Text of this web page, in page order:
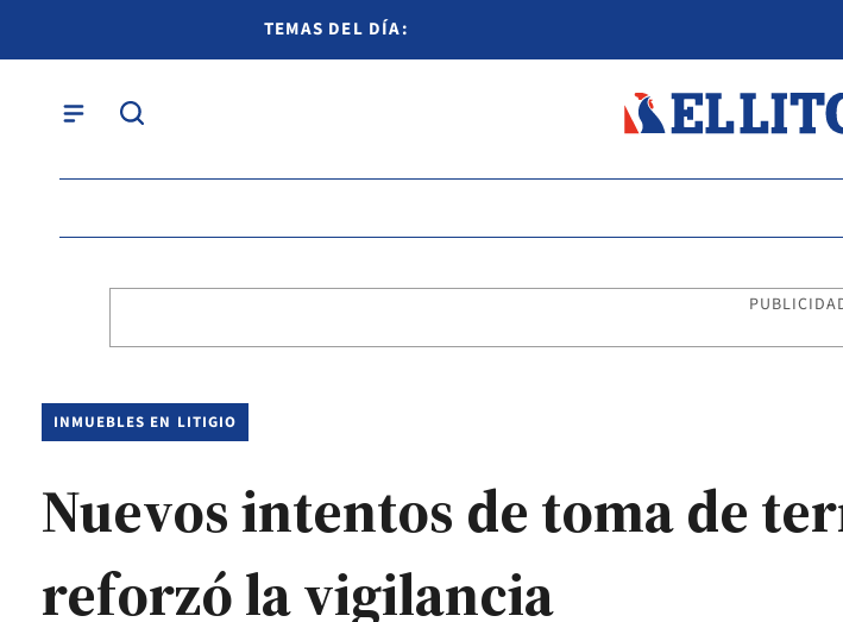
TEMAS DEL DÍA:
INMUEBLES EN LITIGIO
Nuevos intentos de toma de
reforzó la vigilancia